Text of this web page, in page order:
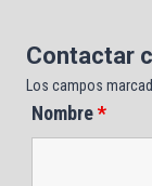
Contactar
Los campos
Nombre*